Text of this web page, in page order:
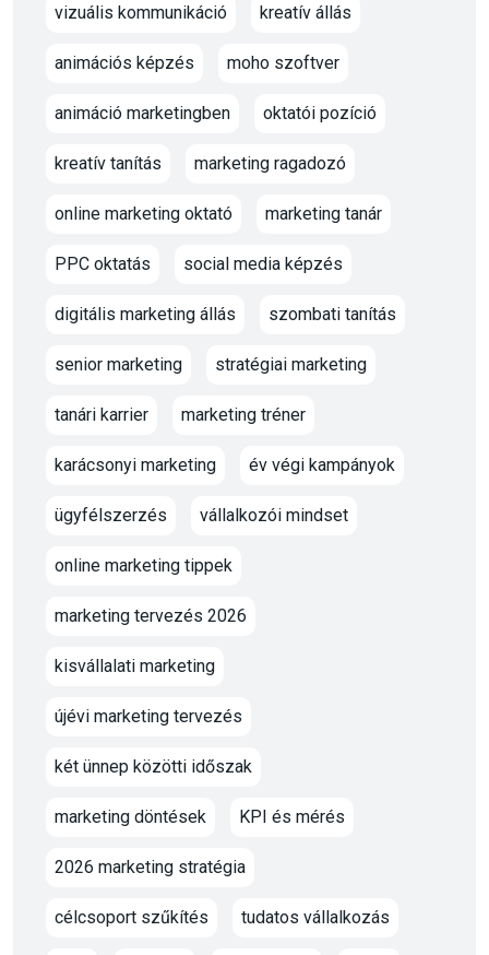
vizuális kommunikáció kreatív állás
animációs képzés moho szoftver
animáció marketingben oktatói pozíció
kreatív tanítás marketing ragadozó
online marketing oktató marketing tanár
PPC oktatás social media képzés
digitális marketing állás szombati tanítás
senior marketing stratégiai marketing
tanári karrier marketing tréner
karácsonyi marketing év végi kampányok
ügyfélszerzés vállalkozói mindset
online marketing tippek
marketing tervezés 2026
kisvállalati marketing
újévi marketing tervezés
két ünnep közötti időszak
marketing döntések KPI és mérés
2026 marketing stratégia
célcsoport szűkítés tudatos vállalkozás